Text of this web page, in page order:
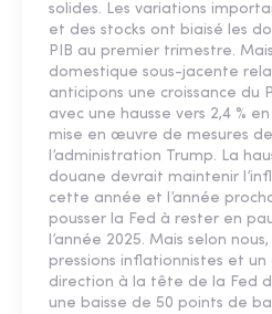
solides. Les variations
et des stocks ont biaisé les
PIB au premier trimestre.
domestique sous-jacente
anticipons une croissance du
avec une hausse vers 2,4 %
mise en œuvre de mesures
l’administration Trump. La
douane devrait maintenir
cette année et l’année
pousser la Fed à rester en
l’année 2025. Mais selon
pressions inflationnistes et
direction à la tête de la Fed
une baisse de 50 points de